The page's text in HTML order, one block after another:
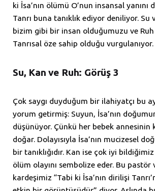
ki İsa’nın ölümü O’nun insansal
Tanrı buna tanıklık ediyor deniliyor. Su
bizim gibi bir insan olduğumuzu ve Ruh
Tanrısal öze sahip olduğu vurgulanıyor.
Su, Kan ve Ruh: Görüş 3
Çok saygı duyduğum bir ilahiyatçı bu
yorum getirmiş: Suyun, İsa’nın
düşünüyor. Çünkü her bebek annesinin
doğar. Dolayısıyla İsa’nın mucizesel
bir tanıklığıdır. Kan ise çok iyi
ölüm olayını sembolize eder. Bu pastör
kardeşimiz “Tabi ki İsa’nın dirilişi